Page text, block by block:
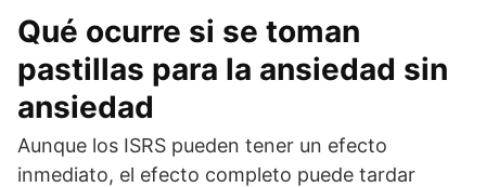
Qué ocurre si se toman
pastillas para la ansiedad sin
ansiedad
Aunque los ISRS pueden tener un efecto
inmediato, el efecto completo puede tardar